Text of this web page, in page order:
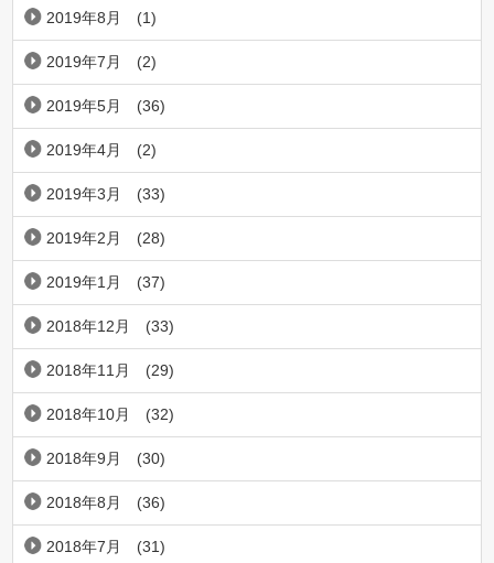
2019年8月 (1)
2019年7月 (2)
2019年5月 (36)
2019年4月 (2)
2019年3月 (33)
2019年2月 (28)
2019年1月 (37)
2018年12月 (33)
2018年11月 (29)
2018年10月 (32)
2018年9月 (30)
2018年8月 (36)
2018年7月 (31)